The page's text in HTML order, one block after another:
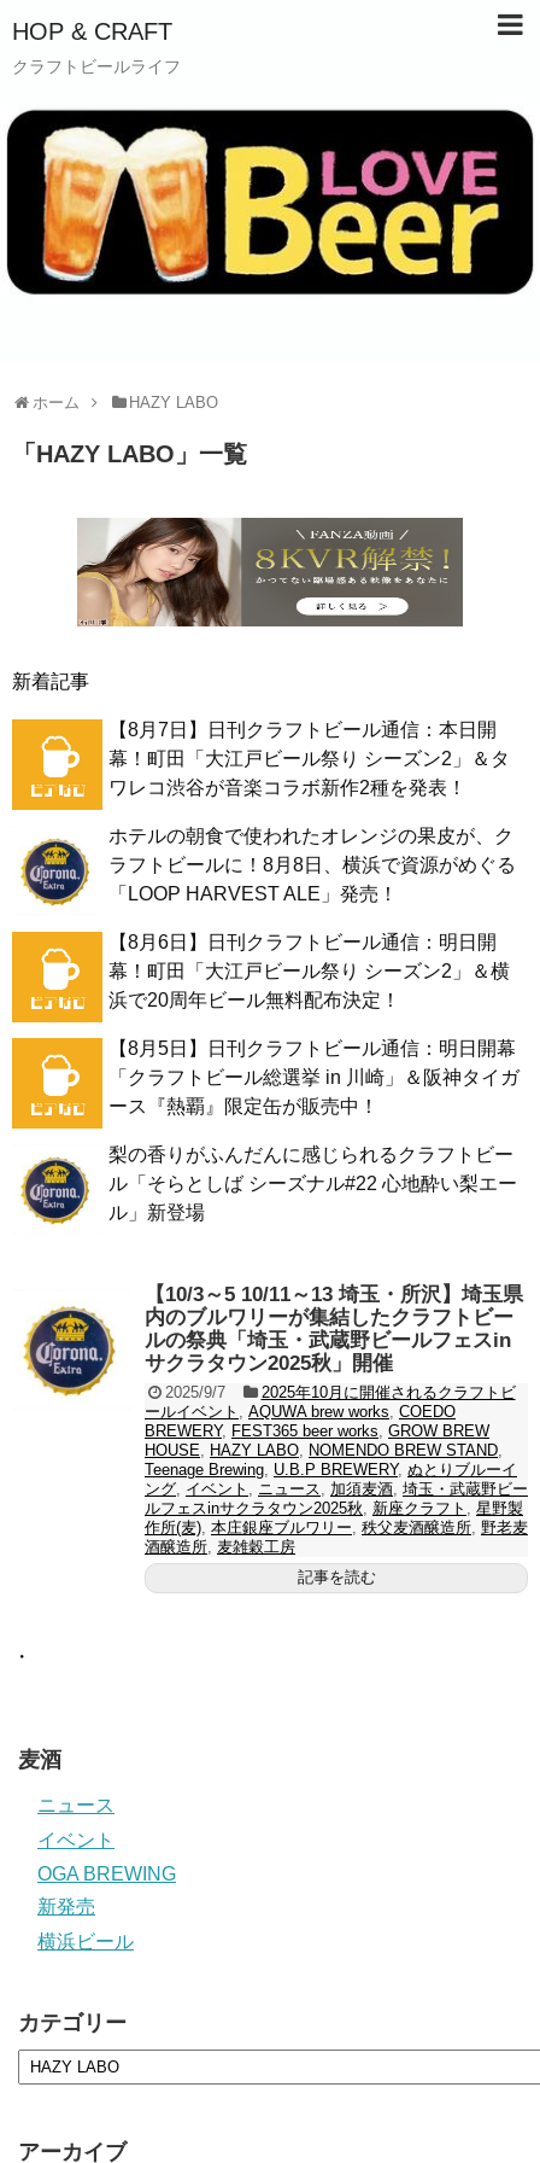
HOP & CRAFT
クラフトビールライフ
ホーム HAZY LABO
「 HAZY LABO 」 一覧
新着記事
【8月7日】日刊クラフトビール通信：本日開
幕！町田「大江戸ビール祭り シーズン2」＆タ
ワレコ渋谷が音楽コラボ新作2種を発表！
ホテルの朝食で使われたオレンジの果皮が、ク
ラフトビールに！8月8日、横浜で資源がめぐる
「LOOP HARVEST ALE」発売！
【8月6日】日刊クラフトビール通信：明日開
幕！町田「大江戸ビール祭り シーズン2」＆横
浜で20周年ビール無料配布決定！
【8月5日】日刊クラフトビール通信：明日開幕
「クラフトビール総選挙 in 川崎」＆阪神タイガ
ース『熱覇』限定缶が販売中！
梨の香りがふんだんに感じられるクラフトビー
ル「そらとしば シーズナル#22 心地酔い梨エー
ル」新登場
【10/3～5 10/11～13 埼玉・所沢】埼玉県
内のブルワリーが集結したクラフトビー
ルの祭典「埼玉・武蔵野ビールフェスin
サクラタウン2025秋」開催
2025/9/7
2025年10月に開催されるクラフトビ
ールイベント , AQUWA brew works, COEDO
BREWERY, FEST365 beer works, GROW BREW
HOUSE, HAZY LABO, NOMENDO BREW STAND,
Teenage Brewing, U.B.P BREWERY, ぬとりブルーイ
ング, イベント , ニュース, 加須麦酒, 埼玉・武蔵野ビー
ルフェスinサクラタウン2025秋, 新座クラフト , 星野製
作所(麦), 本庄銀座ブルワリー, 秩父麦酒醸造所, 野老麦
酒醸造所, 麦雑穀工房
記事を読む
・
麦酒
ニュース
イベント
OGA BREWING
新発売
横浜ビール
カテゴリー
アーカイブ